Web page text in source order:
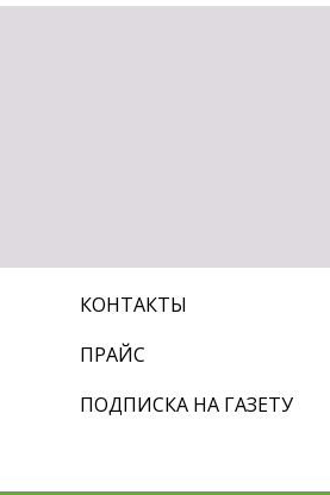
КОНТАКТЫ
ПРАЙС
ПОДПИСКА НА ГАЗЕТУ